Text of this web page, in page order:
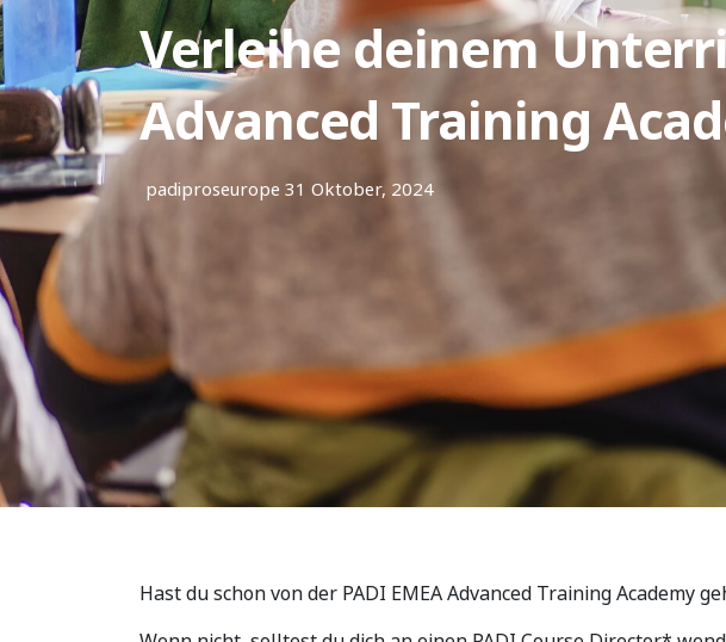
Verleihe deinem
Advanced Training
padiproseurope 31 Oktober, 2024
Hast du schon von der PADI EMEA Advanced Training Academy